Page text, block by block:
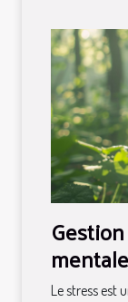
pour
Le stress est